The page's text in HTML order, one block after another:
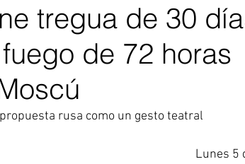
e Internacionales Columnas Locales
tregua de 30
de 72 horas
rusa como un gesto teatral
Lunes 5